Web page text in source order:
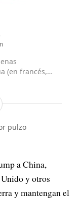
(en francés,
las 24/7 en
de
realizada
emite al
ca...
pulzo
a China,
y otros
y mantengan el